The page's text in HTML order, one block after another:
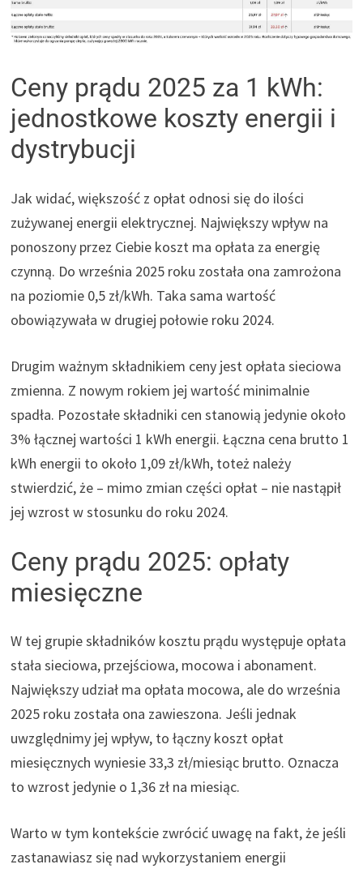
Ceny prądu 2025 za 1 kWh:
jednostkowe koszty energii i
dystrybucji
Jak widać, większość z opłat odnosi się do ilości
zużywanej energii elektrycznej. Największy wpływ na
ponoszony przez Ciebie koszt ma opłata za energię
czynną. Do września 2025 roku została ona zamrożona
na poziomie 0,5 zł/kWh. Taka sama wartość
obowiązywała w drugiej połowie roku 2024.
Drugim ważnym składnikiem ceny jest opłata sieciowa
zmienna. Z nowym rokiem jej wartość minimalnie
spadła. Pozostałe składniki cen stanowią jedynie około
3% łącznej wartości 1 kWh energii. Łączna cena brutto 1
kWh energii to około 1,09 zł/kWh, toteż należy
stwierdzić, że – mimo zmian części opłat – nie nastąpił
jej wzrost w stosunku do roku 2024.
Ceny prądu 2025: opłaty
miesięczne
W tej grupie składników kosztu prądu występuje opłata
stała sieciowa, przejściowa, mocowa i abonament.
Największy udział ma opłata mocowa, ale do września
2025 roku została ona zawieszona. Jeśli jednak
uwzględnimy jej wpływ, to łączny koszt opłat
miesięcznych wyniesie 33,3 zł/miesiąc brutto. Oznacza
to wzrost jedynie o 1,36 zł na miesiąc.
Warto w tym kontekście zwrócić uwagę na fakt, że jeśli
zastanawiasz się nad wykorzystaniem energii